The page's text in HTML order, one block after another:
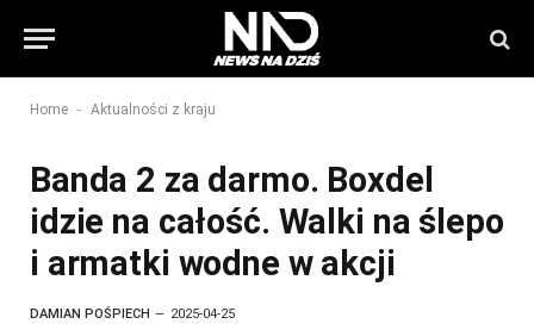
Home - Aktualności z kraju
Banda 2 za darmo. Boxdel
idzie na całość. Walki na ślepo
i armatki wodne w akcji
DAMIAN POŚPIECH 2025-04-25